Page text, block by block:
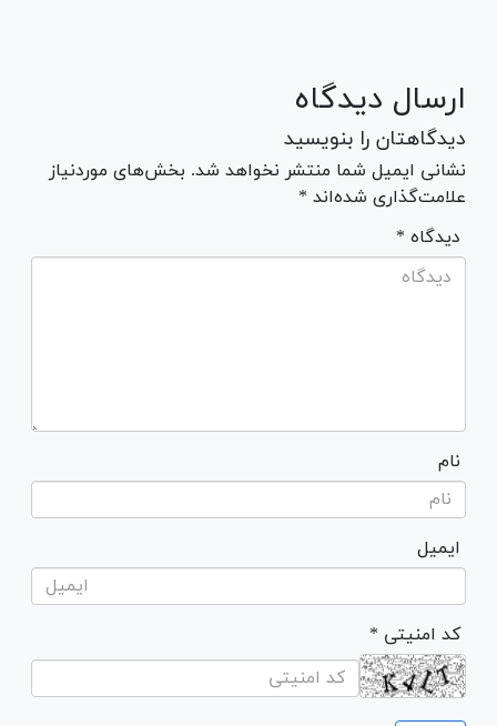
ارسال دیدگاه
دیدگاهتان را بنویسید
نشانی ایمیل شما منتشر نخواهد شد. بخش‌های موردنیاز
علامت‌گذاری شده‌اند *
* دیدگاه
نام
ایمیل
* کد امنیتی